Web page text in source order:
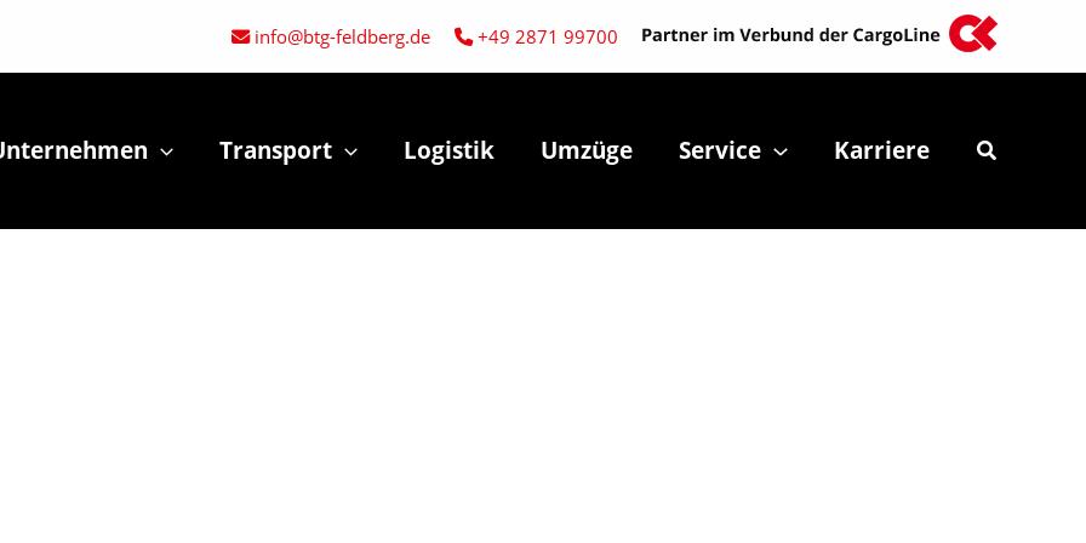
info@btg-feldberg.de +49 2871 99700
Transport Logistik Umzüge Service Karriere